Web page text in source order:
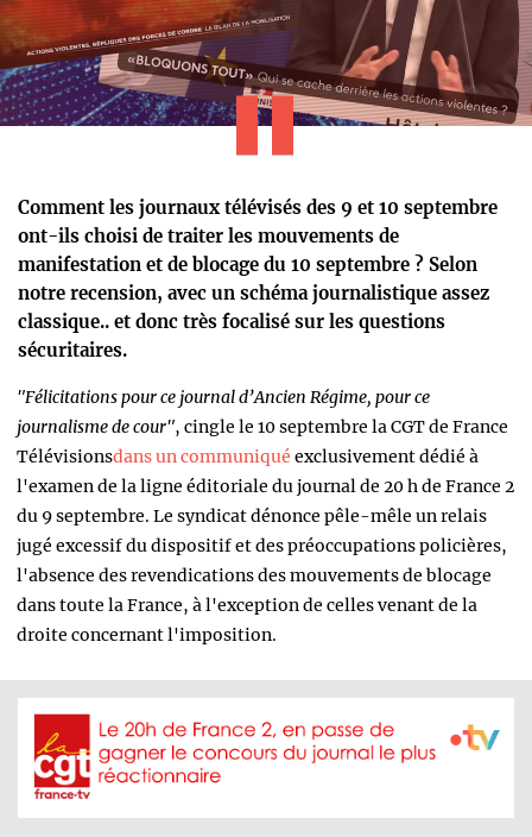
Comment les journaux télévisés des 9 et 10 septembre
ont-ils choisi de traiter les mouvements de
manifestation et de blocage du 10 septembre ? Selon
notre recension, avec un schéma journalistique assez
classique.. et donc très focalisé sur les questions
sécuritaires.
"Félicitations pour ce journal d’Ancien Régime, pour ce
journalisme de cour", cingle le 10 septembre la CGT de France
Télévisionsdans un communiqué exclusivement dédié à
l'examen de la ligne éditoriale du journal de 20 h de France 2
du 9 septembre. Le syndicat dénonce pêle-mêle un relais
jugé excessif du dispositif et des préoccupations policières,
l'absence des revendications des mouvements de blocage
dans toute la France, à l'exception de celles venant de la
droite concernant l'imposition.